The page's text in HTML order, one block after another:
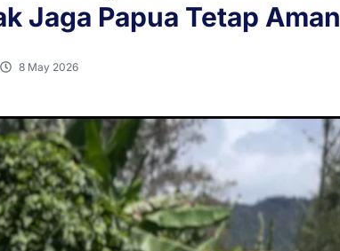
Jaga Papua Tetap Aman
8 May 2026